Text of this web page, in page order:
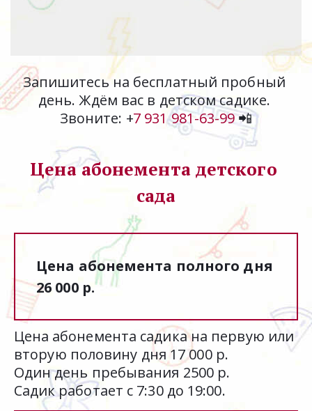
Запишитесь на бесплатный пробный
день. Ждём вас в детском садике.
Звоните: +7 931 981-63-99 📲
Цена абонемента детского
сада
Цена абонемента полного дня
26 000 р.
Цена абонемента садика на первую или
вторую половину дня 17 000 р.
Один день пребывания 2500 р.
Садик работает с 7:30 до 19:00.